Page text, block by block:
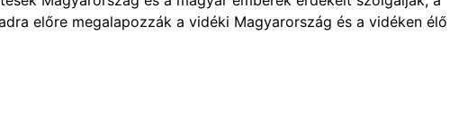
előre megalapozzák a vidéki Magyarország és a vidéken élő